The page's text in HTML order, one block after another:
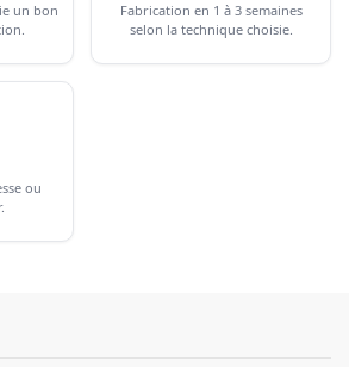
un bon
Fabrication en 1 à 3 semaines
selon la technique choisie.
ou